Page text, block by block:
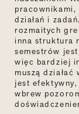
działań i
rozmaitych
inna struktura
semestrów
więc bardziej
muszą
jest
wbrew